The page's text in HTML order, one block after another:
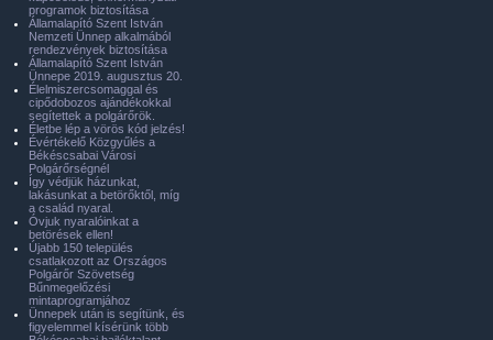
programok biztosítása
Államalapító Szent István
Nemzeti Ünnep alkalmából
rendezvények biztosítása
Államalapító Szent István
Ünnepe 2019. augusztus 20.
Élelmiszercsomaggal és
cipődobozos ajándékokkal
segítettek a polgárőrök.
Életbe lép a vörös kód jelzés!
Évértékelő Közgyűlés a
Békéscsabai Városi
Polgárőrségnél
Így védjük házunkat,
lakásunkat a betörőktől, míg
a család nyaral.
Óvjuk nyaralóinkat a
betörések ellen!
Újabb 150 település
csatlakozott az Országos
Polgárőr Szövetség
Bűnmegelőzési
mintaprogramjához
Ünnepek után is segítünk, és
figyelemmel kísérünk több